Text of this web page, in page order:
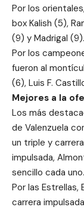
Por los
box Kalish (5),
(9) y Madrigal (9).
Por los
fueron al
(6), Luis F.
Mejores a la
Los más
de Valenzuela
un triple y
impulsada,
sencillo cada uno.
Por las Estrellas,
carrera